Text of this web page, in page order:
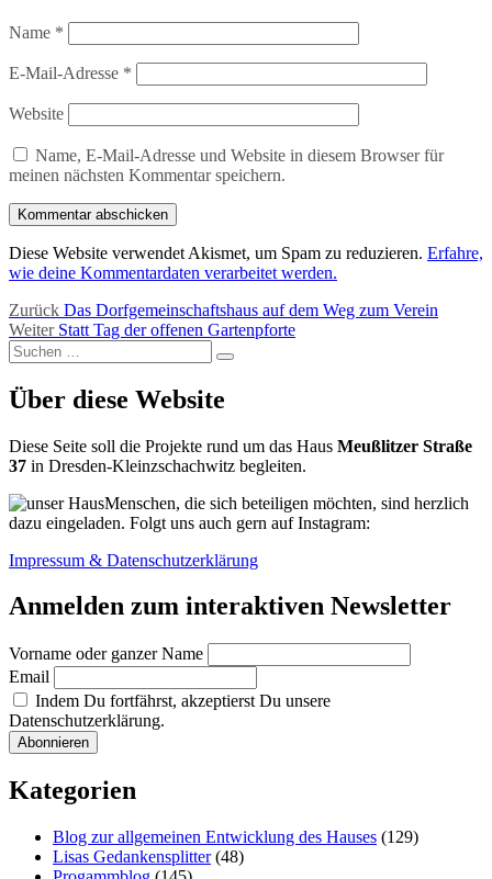
Name *
E-Mail-Adresse *
Website
Name, E-Mail-Adresse und Website in diesem Browser für
meinen nächsten Kommentar speichern.
Diese Website verwendet Akismet, um Spam zu reduzieren. Erfahre,
wie deine Kommentardaten verarbeitet werden.
Beitragsnavigation
Zurück Vorheriger
Beitrag:
Das Dorfgemeinschaftshaus auf dem Weg zum Verein
Weiter Nächster
Beitrag:
Statt Tag der offenen Gartenpforte
Suchen
nach:
Suchen
Über diese Website
Diese Seite soll die Projekte rund um das Haus Meußlitzer Straße
37 in Dresden-Kleinzschachwitz begleiten.
Menschen, die sich beteiligen möchten, sind herzlich
dazu eingeladen. Folgt uns auch gern auf Instagram:
Impressum & Datenschutzerklärung
Anmelden zum interaktiven Newsletter
Vorname oder ganzer Name
Email
Indem Du fortfährst, akzeptierst Du unsere
Datenschutzerklärung.
Kategorien
Blog zur allgemeinen Entwicklung des Hauses (129)
Lisas Gedankensplitter(48)